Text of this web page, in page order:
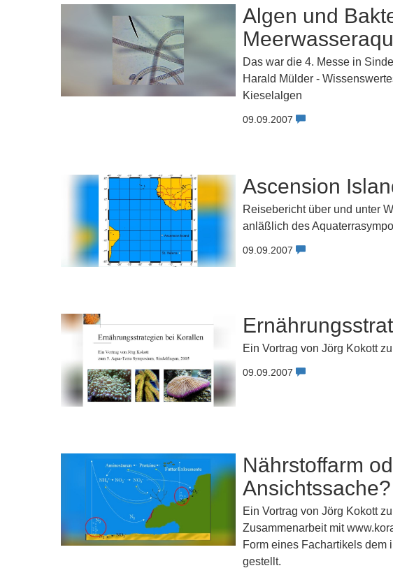
Algen und
Das war die 4. Messe in
Harald Mülder -
Kieselalgen
09.09.2007
Ascension
Reisebericht über und unter
anläßlich des
09.09.2007
Ein Vortrag von Jörg Kokott
09.09.2007
Nährstoffarm
Ansichtssache?
Ein Vortrag von Jörg Kokott
Zusammenarbeit mit
Form eines Fachartikels dem
gestellt.